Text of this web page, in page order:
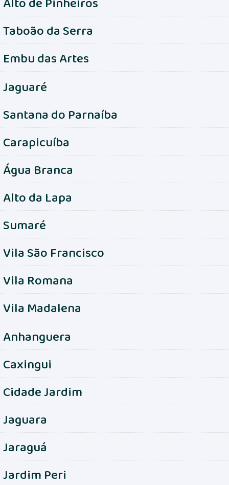
Taboão da Serra
Embu das Artes
Jaguaré
Santana do Parnaíba
Carapicuíba
Água Branca
Alto da Lapa
Sumaré
Vila São Francisco
Vila Romana
Vila Madalena
Anhanguera
Caxingui
Cidade Jardim
Jaguara
Jaraguá
Jardim Peri